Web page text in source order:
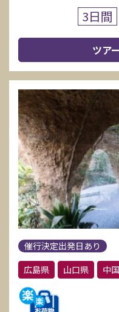
3日間
ツア
催行決定出発日あり
広島県
山口県 中